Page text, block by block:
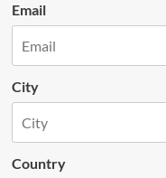
Email
City
Country